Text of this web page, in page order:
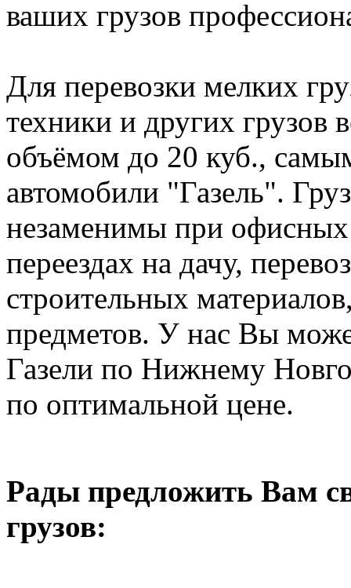
ваших грузов
Для перевозки мелких
техники и других
объёмом до 20 куб.,
автомобили "Газель".
незаменимы при офисных
переездах на дачу,
строительных
предметов. У нас Вы
Газели по Нижнему
по оптимальной цене.
Рады предложить Вам
грузов: